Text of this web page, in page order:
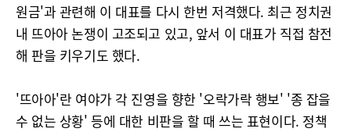
원금'과 관련해 이 대표를 다시 한번 저격했다. 최근 정치권
내 뜨아아 논쟁이 고조되고 있고, 앞서 이 대표가 직접 참전
해 판을 키우기도 했다.
'뜨아아'란 여야가 각 진영을 향한 '오락가락 행보' '종 잡을
수 없는 상황' 등에 대한 비판을 할 때 쓰는 표현이다. 정책